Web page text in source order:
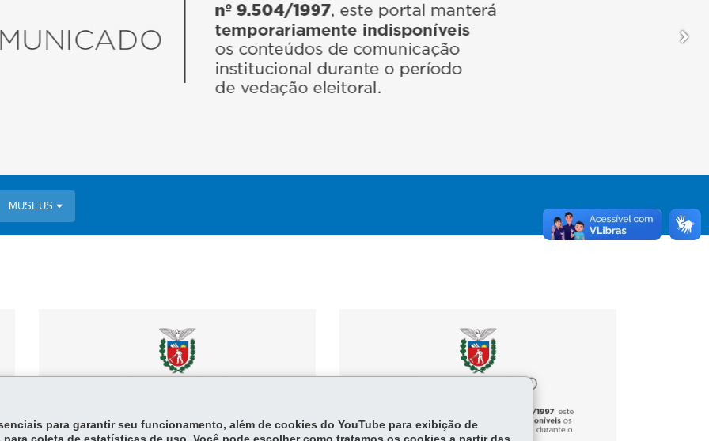
MUSEUS
para garantir seu funcionamento, além de cookies do YouTube para exibição de